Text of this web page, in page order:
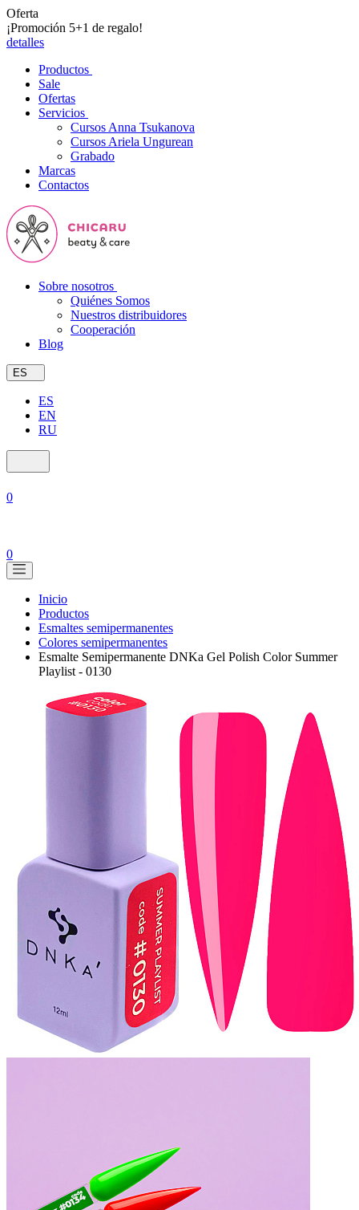
Oferta
¡Promoción 5+1 de regalo!
detalles
Productos
Sale
Ofertas
Servicios
Cursos Anna Tsukanova
Cursos Ariela Ungurean
Grabado
Marcas
Contactos
Sobre nosotros
Quiénes Somos
Nuestros distribuidores
Cooperación
Blog
ES
ES
EN
RU
0
0
Inicio
Productos
Esmaltes semipermanentes
Colores semipermanentes
Esmalte Semipermanente DNKa Gel Polish Color Summer
Playlist - 0130